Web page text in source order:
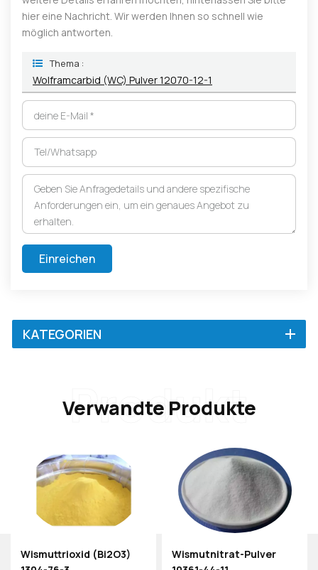
hier eine Nachricht. Wir werden Ihnen so schnell wie
möglich antworten.
Thema :
Wolframcarbid (WC) Pulver 12070-12-1
Einreichen
KATEGORIEN
Verwandte Produkte
Produkt
Wismutnitrat-Pulver
Borcarbid (B4C) Pulver